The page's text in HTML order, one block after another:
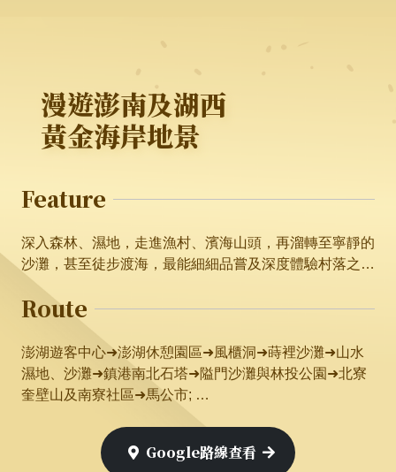
漫遊澎南及湖西
黃金海岸地景
Feature
深入森林、濕地，走進漁村、濱海山頭，再溜轉至寧靜的
沙灘，甚至徒步渡海，最能細細品嘗及深度體驗村落之
美。
Route
澎湖遊客中心➜澎湖休憩園區➜風櫃洞➜蒔裡沙灘➜山水
濕地、沙灘➜鎮港南北石塔➜隘門沙灘與林投公園➜北寮
奎壁山及南寮社區➜馬公市;
Google路線查看